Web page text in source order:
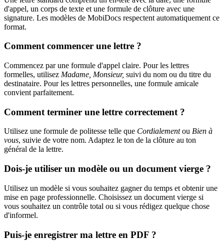
d'appel, un corps de texte et une formule de clôture avec une
signature. Les modèles de MobiDocs respectent automatiquement ce
format.
Comment commencer une lettre ?
Commencez par une formule d'appel claire. Pour les lettres
formelles, utilisez Madame, Monsieur, suivi du nom ou du titre du
destinataire. Pour les lettres personnelles, une formule amicale
convient parfaitement.
Comment terminer une lettre correctement ?
Utilisez une formule de politesse telle que Cordialementou Bien à
vous, suivie de votre nom. Adaptez le ton de la clôture au ton
général de la lettre.
Dois-je utiliser un modèle ou un document vierge ?
Utilisez un modèle si vous souhaitez gagner du temps et obtenir une
mise en page professionnelle. Choisissez un document vierge si
vous souhaitez un contrôle total ou si vous rédigez quelque chose
d'informel.
Puis-je enregistrer ma lettre en PDF ?